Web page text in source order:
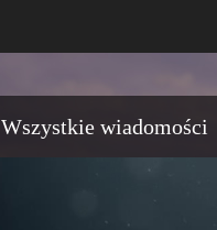
Wszystkie wiadomości